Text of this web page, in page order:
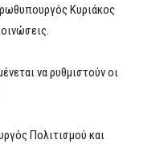
Κυριάκος
να ρυθμιστούν οι
Πολιτισμού και